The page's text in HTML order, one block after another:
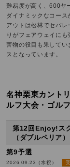
難易度が高く、600ヤ
ダイナミックなコース
アウトは松林でセパ
りがフェアウェイに
害物の役目も果してい
スとなっています。
名神栗東カント
ルフ大会・ゴル
第12回Enjoy!ス
（ダブルペリア）
第9予選
2026.09.23（水祝）